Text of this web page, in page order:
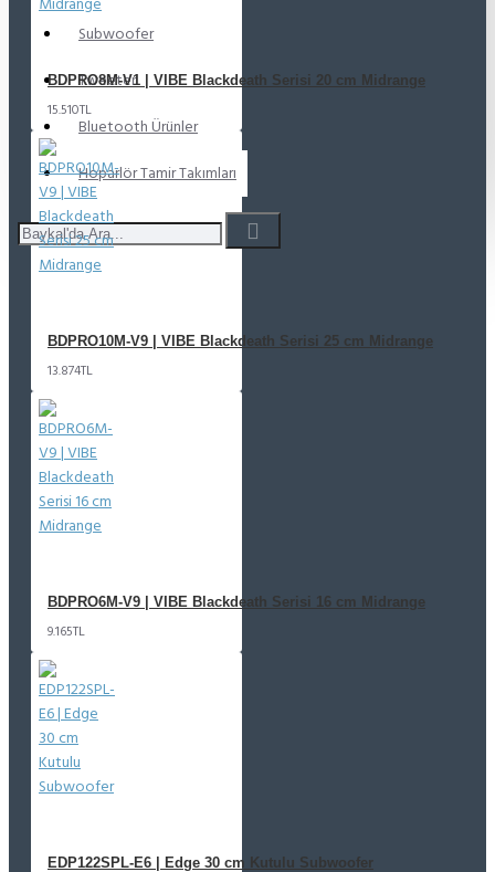
Subwoofer
Tweeter
Bluetooth Ürünler
Hoparlör Tamir Takımları
BDPRO8M-V1 | VIBE Blackdeath Serisi 20 cm Midrange
15.510TL
BDPRO10M-V9 | VIBE Blackdeath Serisi 25 cm Midrange
13.874TL
BDPRO6M-V9 | VIBE Blackdeath Serisi 16 cm Midrange
9.165TL
EDP122SPL-E6 | Edge 30 cm Kutulu Subwoofer